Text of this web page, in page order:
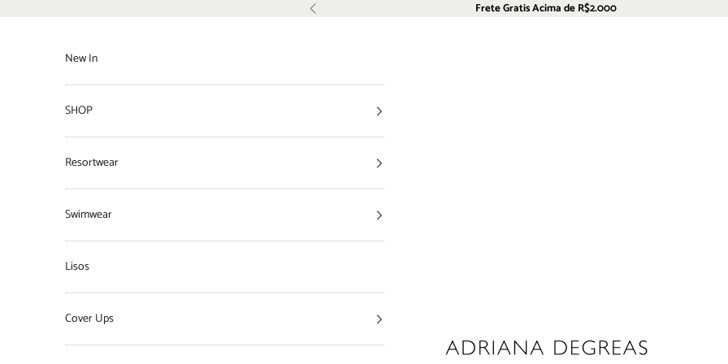
Anterior Frete Gratis Acima de R$2.000
Adriana Degreas
New In
SHOP
Resortwear
Swimwear
Lisos
Cover Ups